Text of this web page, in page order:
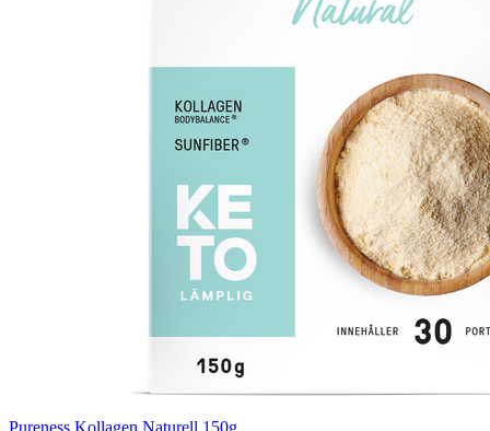
Pureness Kollagen Naturell 150g